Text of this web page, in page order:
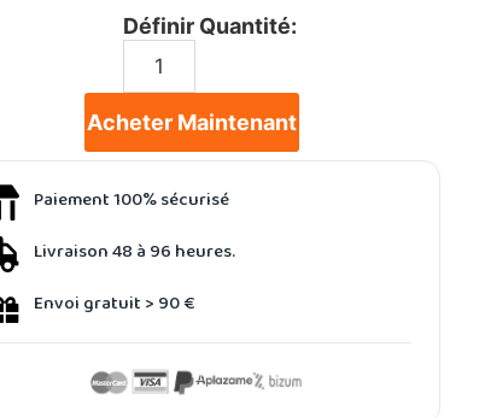
Définir Quantité:
Acheter Maintenant
Paiement 100% sécurisé
Livraison 48 à 96 heures.
Envoi gratuit > 90 €